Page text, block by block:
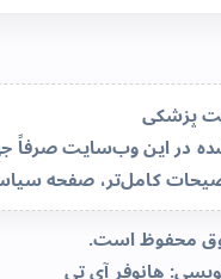
پزشکی
در این وب‌سایت
کامل‌تر، صفحه
هانوفر آی تی